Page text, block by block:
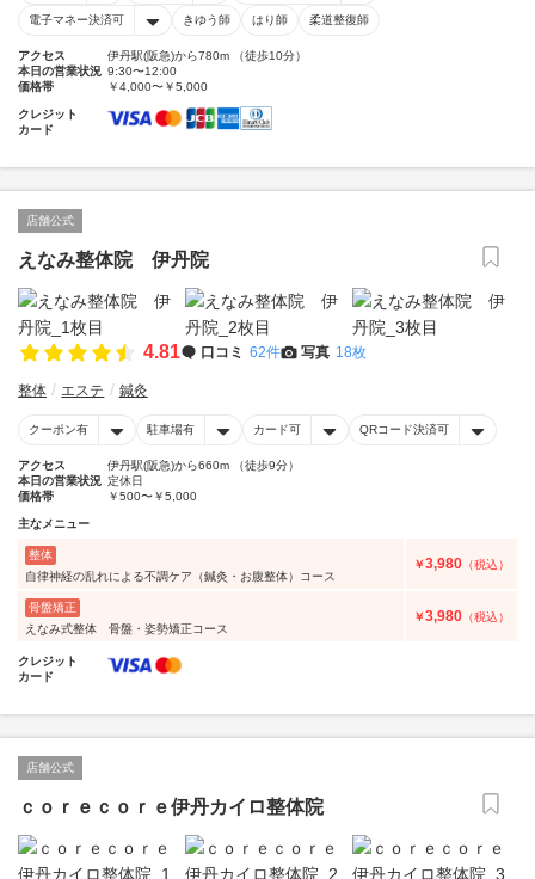
電子マネー決済可 きゆう師 はり師 柔道整復師
アクセス
伊丹駅(阪急)から780m （徒歩10分）
本日の営業状況 9:30〜12:00
価格帯
￥4,000〜￥5,000
クレジット
カード
店舗公式
えなみ整体院 伊丹院
4.81 口コミ 62件 写真 18枚
整体 エステ 鍼灸
クーポン有 駐車場有 カード可 QRコード決済可
アクセス
伊丹駅(阪急)から660m （徒歩9分）
本日の営業状況 定休日
価格帯
￥500〜￥5,000
主なメニュー
整体
自律神経の乱れによる不調ケア（鍼灸・お腹整体）コース
￥3,980 （税込）
骨盤矯正
えなみ式整体 骨盤・姿勢矯正コース
￥3,980 （税込）
クレジット
カード
店舗公式
ｃｏｒｅｃｏｒｅ伊丹カイロ整体院